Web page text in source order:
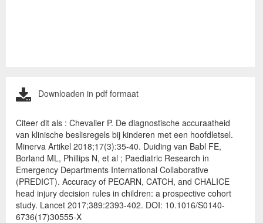
Downloaden in pdf formaat
Citeer dit als : Chevalier P. De diagnostische accuraatheid
van klinische beslisregels bij kinderen met een hoofdletsel.
Minerva Artikel 2018;17(3):35-40. Duiding van Babl FE,
Borland ML, Phillips N, et al ; Paediatric Research in
Emergency Departments International Collaborative
(PREDICT). Accuracy of PECARN, CATCH, and CHALICE
head injury decision rules in children: a prospective cohort
study. Lancet 2017;389:2393-402. DOI: 10.1016/S0140-
6736(17)30555-X